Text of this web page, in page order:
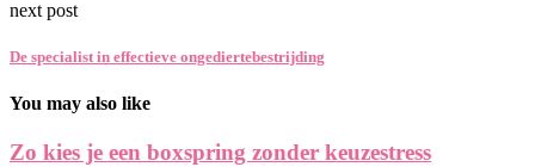
next post
De specialist in effectieve ongediertebestrijding
You may also like
Zo kies je een boxspring zonder keuzestress